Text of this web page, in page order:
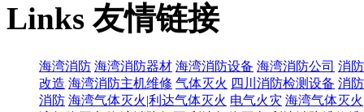
Links友情链接
海湾消防 海湾消防器材 海湾消防设备 海湾消防公司 消
改造 海湾消防主机维修 气体灭火 四川消防检测设备 消
消防 海湾气体灭火|利达气体灭火 电气火灾 海湾气体灭